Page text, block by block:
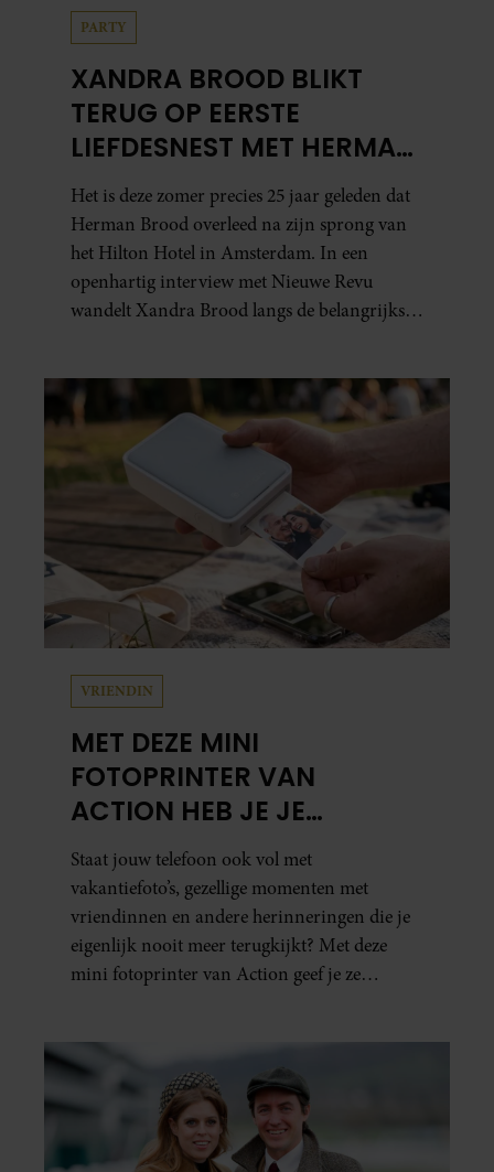
PARTY
XANDRA BROOD BLIKT
TERUG OP EERSTE
LIEFDESNEST MET HERMAN
BROOD: “HIER IS LOLA
GEBOREN”
Het is deze zomer precies 25 jaar geleden dat
Herman Brood overleed na zijn sprong van
het Hilton Hotel in Amsterdam. In een
openhartig interview met Nieuwe Revu
wandelt Xandra Brood langs de belangrijkste
Leidsedwarsstraat roept een stortvloed aan
herinneringen op. Daar begon hun leven
samen en werd dochter Lola geboren.
VRIENDIN
MET DEZE MINI
FOTOPRINTER VAN
ACTION HEB JE JE
FAVORIETE FOTO’S BINNEN
ÉÉN MINUUT IN HANDEN
Staat jouw telefoon ook vol met
vakantiefoto’s, gezellige momenten met
vriendinnen en andere herinneringen die je
eigenlijk nooit meer terugkijkt? Met deze
mini fotoprinter van Action geef je ze
al in handen.